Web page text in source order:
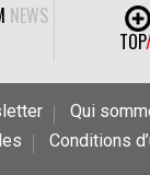
NEWS
TOP
Qui
Conditions